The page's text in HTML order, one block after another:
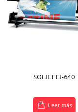
SOLJET EJ-640
Leer más